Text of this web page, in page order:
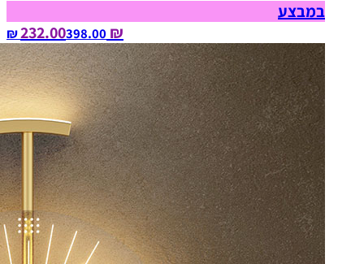
במבצע
₪ 232.00
398.00‏ ₪